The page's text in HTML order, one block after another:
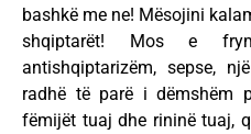
bashkë me ne! Mësojini
shqiptarët! Mos e
antishqiptarizëm, sepse,
radhë të parë i dëmshëm
fëmijët tuaj dhe rininë tuaj,